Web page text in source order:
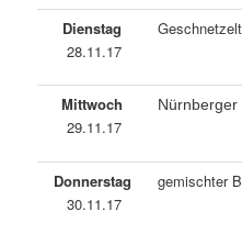
Dienstag
28.11.17
Mittwoch
29.11.17
Donnerstag
30.11.17
gemischter